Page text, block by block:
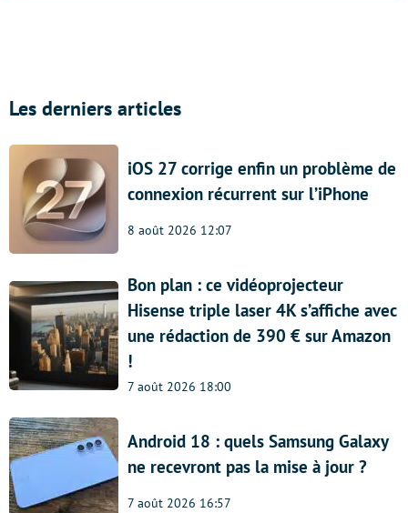
Les derniers articles
iOS 27 corrige enfin un problème de
connexion récurrent sur l’iPhone
8 août 2026 12:07
Bon plan : ce vidéoprojecteur
Hisense triple laser 4K s’affiche avec
une rédaction de 390 € sur Amazon
!
7 août 2026 18:00
Android 18 : quels Samsung Galaxy
ne recevront pas la mise à jour ?
7 août 2026 16:57